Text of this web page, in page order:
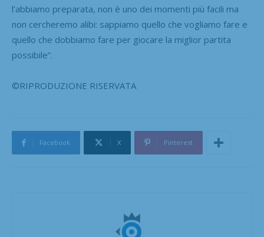
l’abbiamo preparata, non è uno dei momenti più facili ma
non cercheremo alibi: sappiamo quello che vogliamo fare e
quello che dobbiamo fare per giocare la miglior partita
possibile”.
©RIPRODUZIONE RISERVATA
Facebook X Pinterest